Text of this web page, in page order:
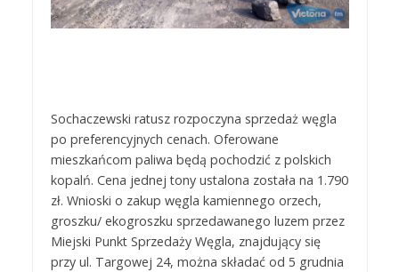
Sochaczewski ratusz rozpoczyna sprzedaż węgla
po preferencyjnych cenach. Oferowane
mieszkańcom paliwa będą pochodzić z polskich
kopalń. Cena jednej tony ustalona została na 1.790
zł. Wnioski o zakup węgla kamiennego orzech,
groszku/ ekogroszku sprzedawanego luzem przez
Miejski Punkt Sprzedaży Węgla, znajdujący się
przy ul. Targowej 24, można składać od 5 grudnia